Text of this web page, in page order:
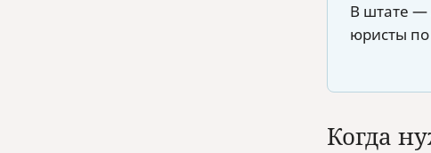
В штате —
юристы по
Когда